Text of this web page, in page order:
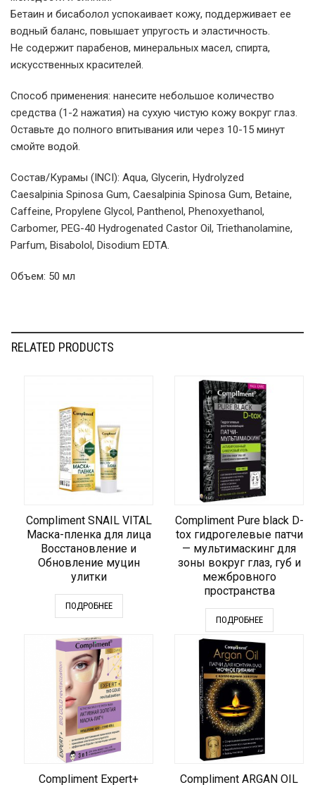
Бетаин и бисаболол успокаивает кожу, поддерживает ее
водный баланс, повышает упругость и эластичность.
Не содержит парабенов, минеральных масел, спирта,
искусственных красителей.
Способ применения: нанесите небольшое количество
средства (1-2 нажатия) на сухую чистую кожу вокруг глаз.
Оставьте до полного впитывания или через 10-15 минут
смойте водой.
Состав/Курамы (INCI): Aqua, Glycerin, Hydrolyzed
Caesalpinia Spinosa Gum, Caesalpinia Spinosa Gum, Betaine,
Caffeine, Propylene Glycol, Panthenol, Phenoxyethanol,
Carbomer, PEG-40 Hydrogenated Castor Oil, Triethanolamine,
Parfum, Bisabolol, Disodium EDTA.
Объем: 50 мл
RELATED PRODUCTS
Compliment SNAIL VITAL
Маска-пленка для лица
Восстановление и
Обновление муцин
улитки
ПОДРОБНЕЕ
Compliment Pure black D-
tox гидрогелевые патчи
— мультимаскинг для
зоны вокруг глаз, губ и
межбровного
пространства
ПОДРОБНЕЕ
Compliment Expert+
Compliment ARGAN OIL